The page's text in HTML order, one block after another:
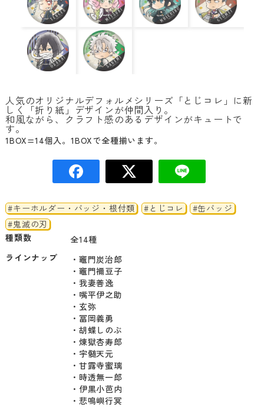
人気のオリジナルデフォルメシリーズ「とじコレ」に新
しく「折り紙」デザインが仲間入り。
和風ながら、クラフト感のあるデザインがキュートで
す。
1BOX=14個入。1BOXで全種揃います。
#キーホルダー・バッジ・根付類 #とじコレ
#缶バッジ
#鬼滅の刃
種類数
全14種
ラインナップ
・竈門炭治郎
・竈門禰豆子
・我妻善逸
・嘴平伊之助
・玄弥
・冨岡義勇
・胡蝶しのぶ
・煉獄杏寿郎
・宇髄天元
・甘露寺蜜璃
・時透無一郎
・伊黒小芭内
・悲鳴嶼行冥